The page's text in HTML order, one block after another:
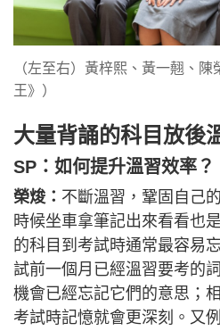
（左至右）黃梓熙、黃一翹、
王》）
大量背誦的科目放後
SP：如何提升溫習效率？
榮焌： 不斷溫習，鞏固自己
時候坐車拿筆記出來看看也
的科目到考試時通常最容易
試前一個月已經溫習要考的
機會已經忘記它們的意思；
考試時記憶就會更深刻。又